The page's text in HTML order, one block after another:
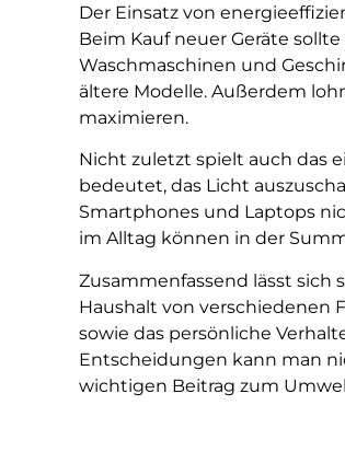
Der Einsatz von
Beim Kauf neuer Geräte
Waschmaschinen und
ältere Modelle. Außerdem
maximieren.
Nicht zuletzt spielt auch das
bedeutet, das Licht
Smartphones und Laptops
im Alltag können in der
Zusammenfassend lässt sich
Haushalt von verschiedenen
sowie das persönliche
Entscheidungen kann man
wichtigen Beitrag zum